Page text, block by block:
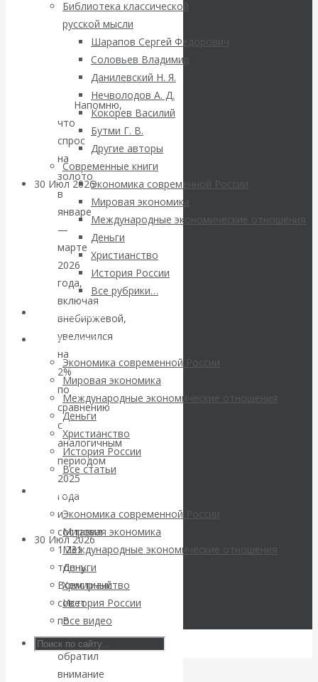
Библиотека классической
русской мысли
Шарапов Сергей Федорович
Соловьев Владимир
Данилевский Н. Я.
Нечволодов А. Д.
Кокорев Василий
Бутми Г. В.
Другие авторы
Современные книги
Экономика современной России
Мировая экономика
Международные экономические отношения
Деньги
Христианство
История России
Все рубрики…
Авторы РЭОШ
Архив статей
Экономика современной России
Мировая экономика
Международные экономические отношения
Деньги
Христианство
История России
Все статьи
Архив Видео
Экономика современной России
Мировая экономика
Международные экономические отношения
Деньги
Христианство
История России
Все видео
ВАлентин
Катасонов.
Саммит НАТО в
Турции: Drang
nach Osten
30 Июл 2026Банки
Валентин
Катасонов. Кто
определяет
погоду на
финансовых
рынках?
Минфины хотят
быть главнее
Центробанков?
30 Июл 2026Цифровая
экономика
Валентин
Катасонов.
Искусственный
wgc-
obnarodoval-
mirovogo-
Напомню,
что
спрос
на
золото
в
январе
—
марте
2026
года,
включая
внебиржевой,
увеличился
на
2%
по
сравнению
с
аналогичным
периодом
2025
года
и
составил
1.231
тонну.
Всемирный
совет
по
золоту
обратил
внимание